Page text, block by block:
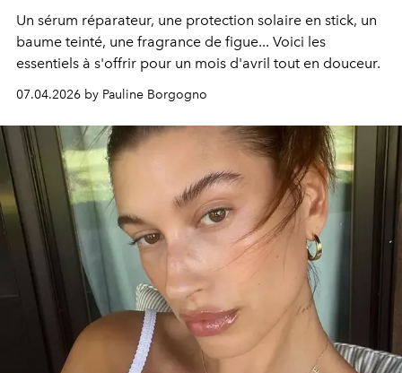
Un sérum réparateur, une protection solaire en stick, un
baume teinté, une fragrance de figue... Voici les
essentiels à s'offrir pour un mois d'avril tout en douceur.
07.04.2026 by Pauline Borgogno